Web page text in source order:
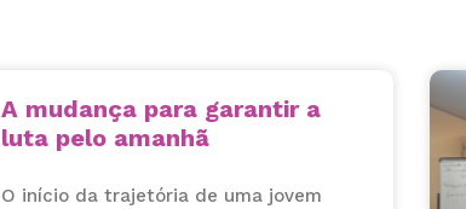
A mudança para garantir a
luta pelo amanhã
O início da trajetória de uma jovem